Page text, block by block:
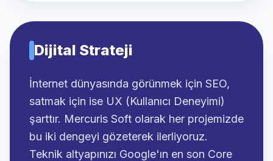
Dijital Strateji
İnternet dünyasında görünmek için SEO,
satmak için ise UX (Kullanıcı Deneyimi)
şarttır. Mercuris Soft olarak her projemizde
bu iki dengeyi gözeterek ilerliyoruz.
Teknik altyapınızı Google'ın en son Core